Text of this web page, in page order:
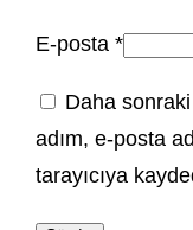
E-posta*
Daha sonraki
adım, e-posta
tarayıcıya